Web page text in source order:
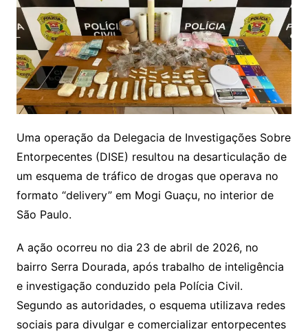
Uma operação da Delegacia de Investigações Sobre
Entorpecentes (DISE) resultou na desarticulação de
um esquema de tráfico de drogas que operava no
formato “delivery” em Mogi Guaçu, no interior de
São Paulo.
A ação ocorreu no dia 23 de abril de 2026, no
bairro Serra Dourada, após trabalho de inteligência
e investigação conduzido pela Polícia Civil.
Segundo as autoridades, o esquema utilizava redes
sociais para divulgar e comercializar entorpecentes